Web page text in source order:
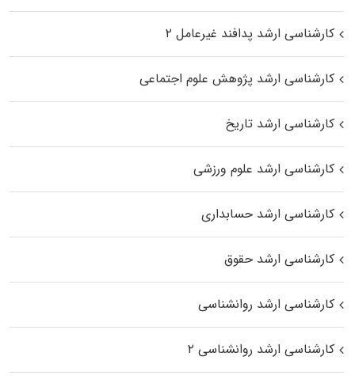
کارشناسی ارشد پدافند غیرعامل ۲
کارشناسی ارشد پژوهش علوم اجتماعی
کارشناسی ارشد تاریخ
کارشناسی ارشد علوم ورزشی
کارشناسی ارشد حسابداری
کارشناسی ارشد حقوق
کارشناسی ارشد روانشناسی
کارشناسی ارشد روانشناسی ۲